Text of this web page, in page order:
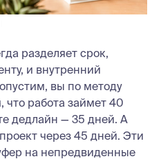
разделяет срок,
и внутренний
вы по методу
что работа займет 40
дедлайн — 35 дней. А
через 45 дней. Эти
на непредвиденные